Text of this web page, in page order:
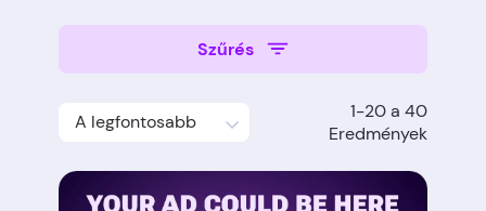
Szűrés
A legfontosabb
1-20 a 40
Eredmények